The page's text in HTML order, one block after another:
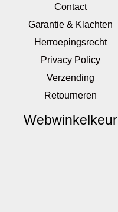
Contact
Garantie & Klachten
Herroepingsrecht
Privacy Policy
Verzending
Retourneren
Webwinkelkeur